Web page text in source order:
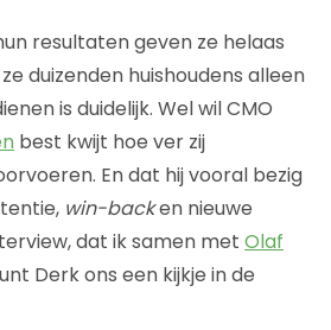
resultaten geven ze helaas
duizenden huishoudens alleen
is duidelijk. Wel wil CMO
best kwijt hoe ver zij
En dat hij vooral bezig
win-backen nieuwe
dat ik samen met Olaf
Derk ons een kijkje in de